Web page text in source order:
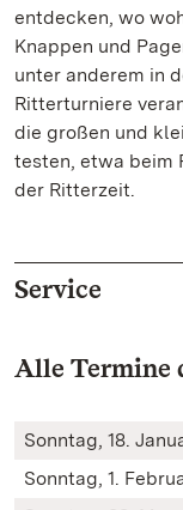
entdecken, wo
Knappen und
unter anderem in
Ritterturniere
die großen und
testen, etwa beim
der Ritterzeit.
Service
Alle Termine
Sonntag, 18.
Sonntag, 1.